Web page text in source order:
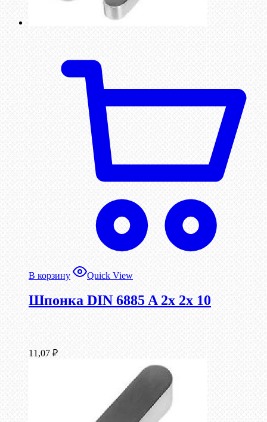
В корзину Quick View
Шпонка DIN 6885 A 2x 2x 10
11,07 ₽